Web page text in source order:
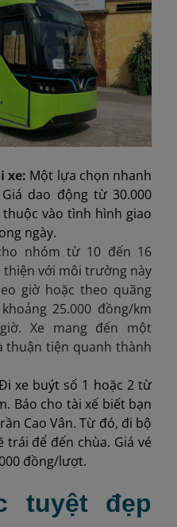
xe: Một lựa chọn nhanh
dao động từ 30.000
vào tình hình giao
ngày.
nhóm từ 10 đến 16
với môi trường này
giờ hoặc theo quãng
25.000 đồng/km
Xe mang đến một
thuận tiện quanh thành
xe buýt số 1 hoặc 2 từ
Báo cho tài xế biết bạn
Cao Vân. Từ đó, đi bộ
trái để đến chùa. Giá vé
đồng/lượt.
tuyệt đẹp